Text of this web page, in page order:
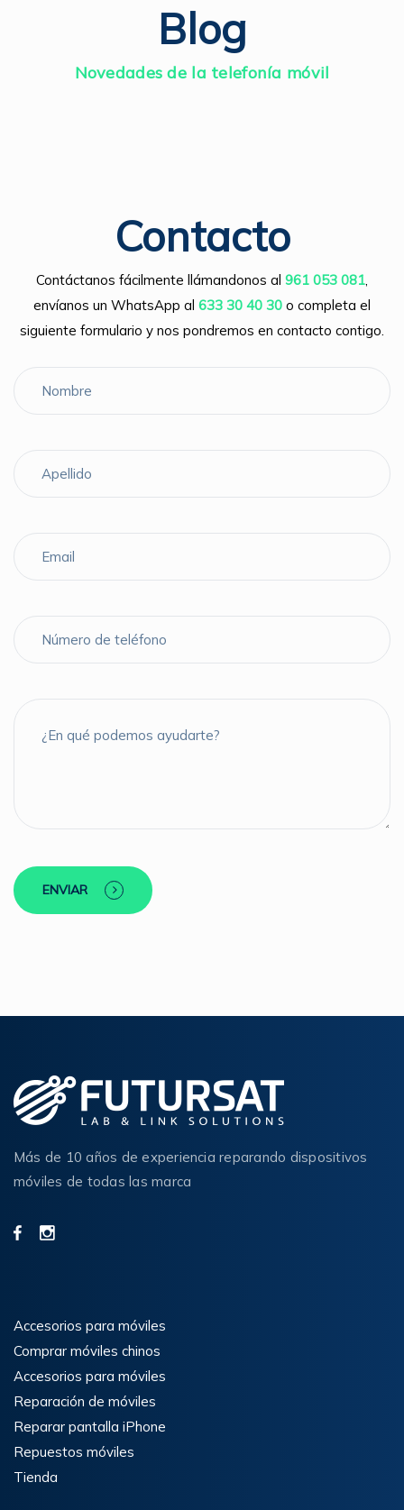
Blog
Novedades de la telefonía móvil
Contacto
Contáctanos fácilmente llámandonos al 961 053 081,
envíanos un WhatsApp al 633 30 40 30 o completa el
siguiente formulario y nos pondremos en contacto contigo.
ENVIAR
Más de 10 años de experiencia reparando dispositivos
móviles de todas las marca
Accesorios para móviles
Comprar móviles chinos
Accesorios para móviles
Reparación de móviles
Reparar pantalla iPhone
Repuestos móviles
Tienda